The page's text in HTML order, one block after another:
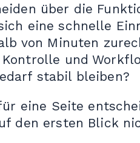
über die
eine schnelle
von Minuten
und
stabil bleiben?
eine Seite
den ersten Blick